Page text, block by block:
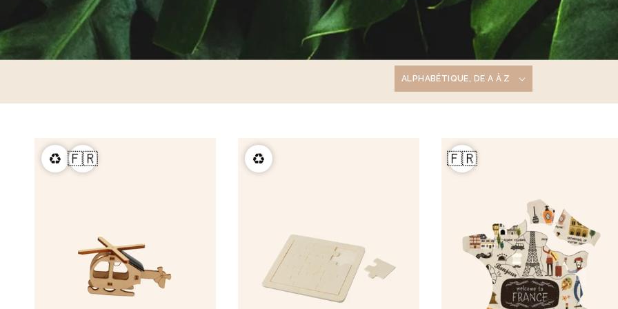
porte-clés
coffret
t-shirt
à partir de
Lucien
à partir de
♻️ 🇫🇷 ♻️ 🇫🇷